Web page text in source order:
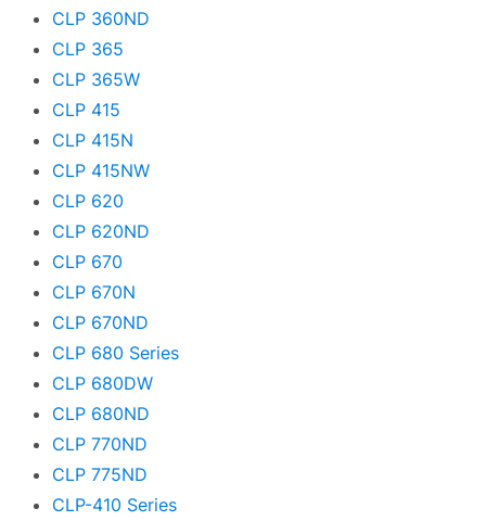
CLP 360ND
CLP 365
CLP 365W
CLP 415
CLP 415N
CLP 415NW
CLP 620
CLP 620ND
CLP 670
CLP 670N
CLP 670ND
CLP 680 Series
CLP 680DW
CLP 680ND
CLP 770ND
CLP 775ND
CLP-410 Series